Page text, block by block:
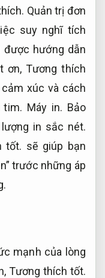
Quản trị đơn
suy nghĩ tích
được hướng dẫn
ơn, Tương thích
xúc và cách
tim. Máy in. Bảo
in sắc nét.
tốt. sẽ giúp bạn
trước những áp
mạnh của lòng
Tương thích tốt.